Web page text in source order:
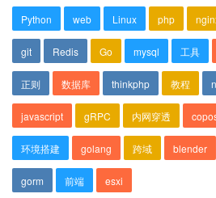
Python web Linux php
git Redis Go mysql 工具
正则 数据库 thinkphp 教程
javascript gRPC 内网穿透
环境搭建 golang 跨域 blender
gorm 前端 esxi